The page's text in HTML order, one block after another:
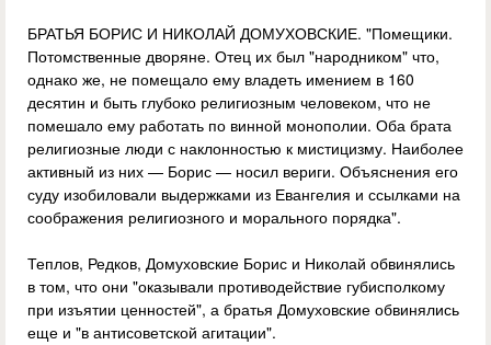
БРАТЬЯ БОРИС И НИКОЛАЙ ДОМУХОВСКИЕ. "Помещики.
Потомственные дворяне. Отец их был "народником" что,
однако же, не помещало ему владеть имением в 160
десятин и быть глубоко религиозным человеком, что не
помешало ему работать по винной монополии. Оба брата
религиозные люди с наклонностью к мистицизму. Наиболее
активный из них — Борис — носил вериги. Объяснения его
суду изобиловали выдержками из Евангелия и ссылками на
соображения религиозного и морального порядка".
Теплов, Редков, Домуховские Борис и Николай обвинялись
в том, что они "оказывали противодействие губисполкому
при изъятии ценностей", а братья Домуховские обвинялись
еще и "в антисоветской агитации".